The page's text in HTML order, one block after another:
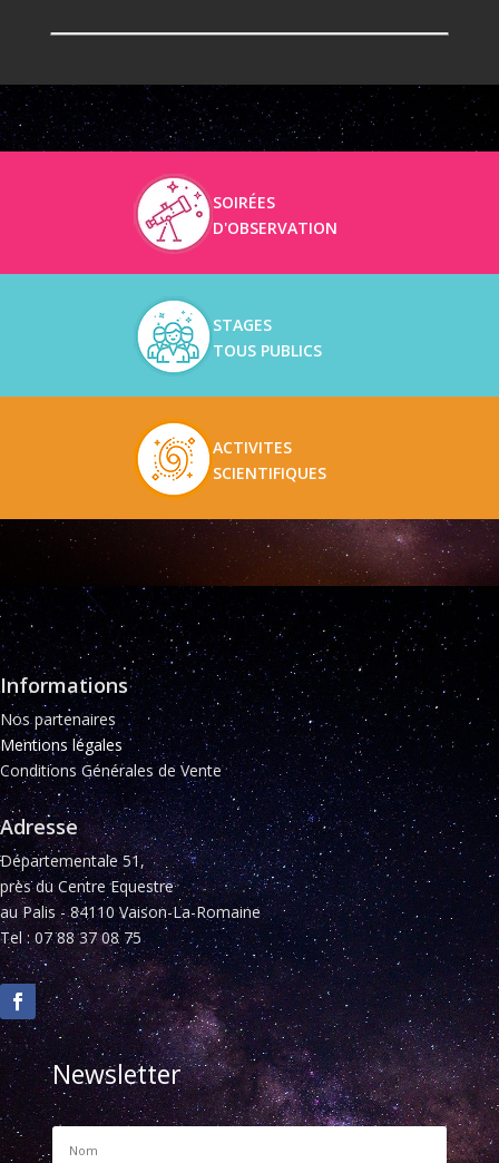
SOIRÉES
D'OBSERVATION
STAGES
TOUS PUBLICS
ACTIVITES
SCIENTIFIQUES
Informations
Nos partenaires
Mentions légales
Conditions Générales de Vente
Adresse
Départementale 51,
près du Centre Equestre
au Palis - 84110 Vaison-La-Romaine
Tel : 07 88 37 08 75
Newsletter